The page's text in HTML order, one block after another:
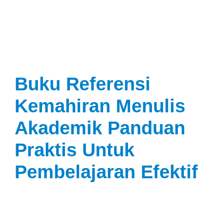
Buku Referensi
Kemahiran Menulis
Akademik Panduan
Praktis Untuk
Pembelajaran Efektif